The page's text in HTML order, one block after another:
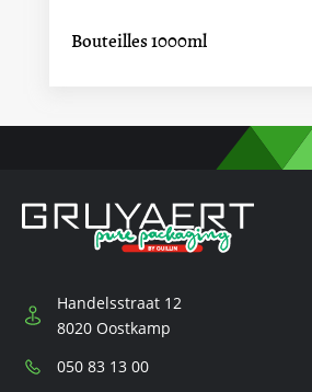
Bouteilles 1000ml
Handelsstraat 12
8020 Oostkamp
Téléphone:
050 83 13 00